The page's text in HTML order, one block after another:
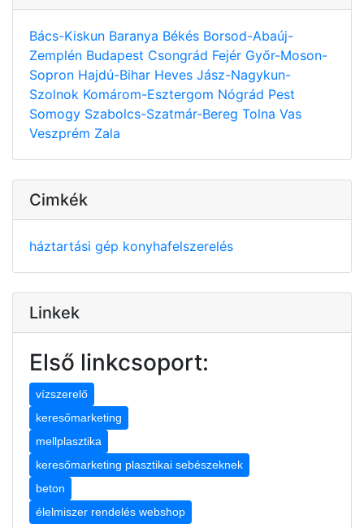
Bács-Kiskun Baranya Békés Borsod-Abaúj-
Zemplén Budapest Csongrád Fejér Győr-Moson-
Sopron Hajdú-Bihar Heves Jász-Nagykun-
Szolnok Komárom-Esztergom Nógrád Pest
Somogy Szabolcs-Szatmár-Bereg Tolna Vas
Veszprém Zala
Cimkék
háztartási gép konyhafelszerelés
Linkek
Első linkcsoport:
vízszerelő
keresőmarketing
mellplasztika
keresőmarketing plasztikai sebészeknek
beton
élelmiszer rendelés webshop